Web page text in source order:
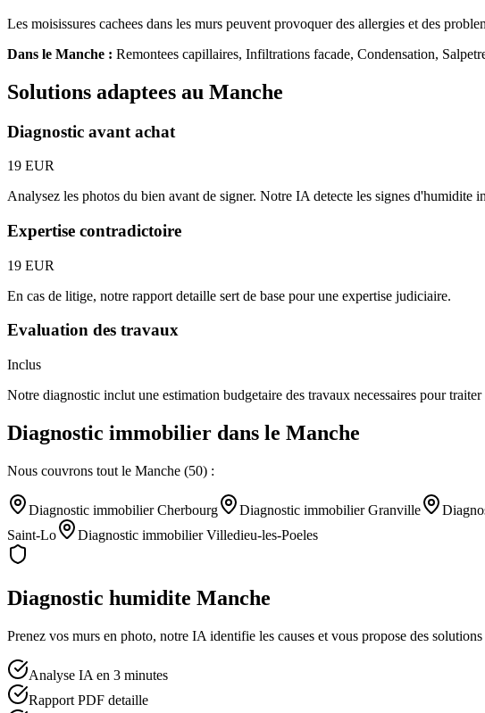
Les moisissures cachees dans les murs peuvent provoquer des allergies et des
Dans le Manche : Remontees capillaires, Infiltrations facade, Condensation,
Solutions adaptees au Manche
Diagnostic avant achat
19 EUR
Analysez les photos du bien avant de signer. Notre IA detecte les signes d'humidite
Expertise contradictoire
19 EUR
En cas de litige, notre rapport detaille sert de base pour une expertise judiciaire.
Evaluation des travaux
Inclus
Notre diagnostic inclut une estimation budgetaire des travaux necessaires pour
Diagnostic immobilier dans le Manche
Nous couvrons tout le Manche (50) :
Diagnostic immobilier Cherbourg Diagnostic immobilier Granville
Saint-Lo
Diagnostic immobilier Villedieu-les-Poeles
Diagnostic humidite Manche
Prenez vos murs en photo, notre IA identifie les causes et vous propose des solutions
Analyse IA en 3 minutes
Rapport PDF detaille